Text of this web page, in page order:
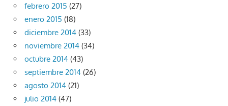
febrero 2015 (27)
enero 2015 (18)
diciembre 2014 (33)
noviembre 2014 (34)
octubre 2014 (43)
septiembre 2014 (26)
agosto 2014 (21)
julio 2014 (47)